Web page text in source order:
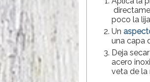
poco la
Un
una capa
Deja
acero
veta de la